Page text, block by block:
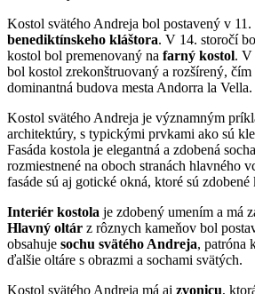
Kostol svätého Andreja bol postavený v 11.
benediktínskeho kláštora. V 14. storočí
kostol bol premenovaný na farný kostol. V
bol kostol zrekonštruovaný a rozšírený, čím
dominantná budova mesta Andorra la Vella.
Kostol svätého Andreja je významným
architektúry, s typickými prvkami ako sú
Fasáda kostola je elegantná a zdobená
rozmiestnené na oboch stranách hlavného
fasáde sú aj gotické okná, ktoré sú
Interiér kostola je zdobený umením a má
Hlavný oltár z rôznych kameňov bol
obsahuje sochu svätého Andreja, patróna
ďalšie oltáre s obrazmi a sochami svätých.
Kostol svätého Andreja má aj zvonicu,